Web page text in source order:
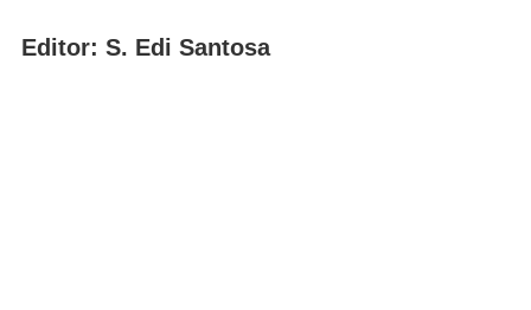
Editor: S. Edi Santosa